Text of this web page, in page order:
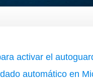
activar el
automático en